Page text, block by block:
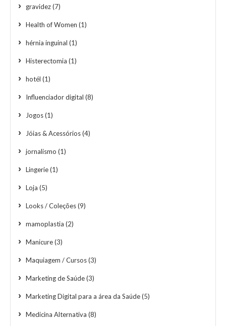
gravidez(7)
Health of Women (1)
hérnia inguinal (1)
Histerectomia (1)
hotél (1)
Influenciador digital (8)
Jogos(1)
Jóias & Acessórios(4)
jornalismo (1)
Lingerie(1)
Loja (5)
Looks / Coleções(9)
mamoplastia (2)
Manicure(3)
Maquiagem / Cursos(3)
Marketing de Saúde(3)
Marketing Digital para a área da Saúde(5)
Medicina Alternativa (8)